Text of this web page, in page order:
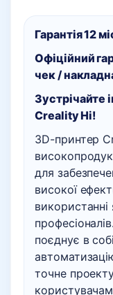
Гарантія 12
Офіційний
чек /
Зустрічайте
Creality Hi!
3D-принтер
для
високої
використанні
поєднує в
точне